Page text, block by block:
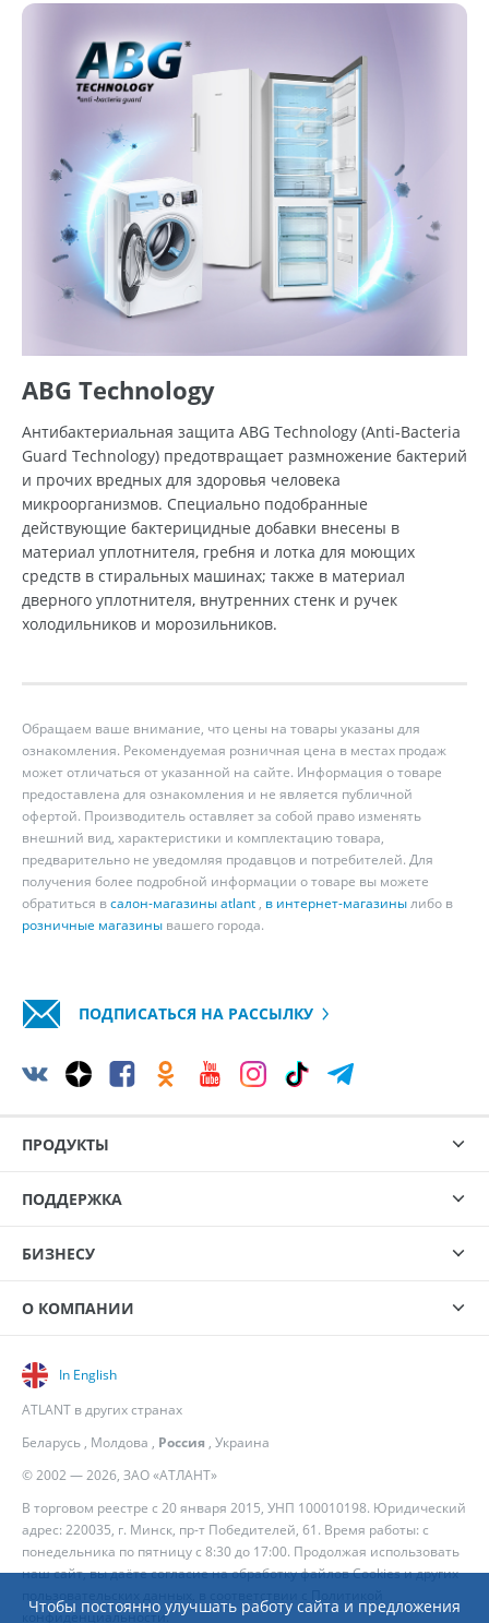
Чтобы постоянно улучшать работу сайта и предложения
ABG Technology
Антибактериальная защита ABG Technology (Anti-Bacteria
Guard Technology) предотвращает размножение бактерий
и прочих вредных для здоровья человека
микроорганизмов. Специально подобранные
действующие бактерицидные добавки внесены в
материал уплотнителя, гребня и лотка для моющих
средств в стиральных машинах; также в материал
дверного уплотнителя, внутренних стенк и ручек
холодильников и морозильников.
Обращаем ваше внимание, что цены на товары указаны для
ознакомления. Рекомендуемая розничная цена в местах продаж
может отличаться от указанной на сайте. Информация о товаре
предоставлена для ознакомления и не является публичной
офертой. Производитель оставляет за собой право изменять
внешний вид, характеристики и комплектацию товара,
предварительно не уведомляя продавцов и потребителей. Для
получения более подробной информации о товаре вы можете
обратиться всалон-магазины atlant , в интернет-магазинылибо в
розничные магазины вашего города.
ПОДПИСАТЬСЯ НА РАССЫЛКУ
ПРОДУКТЫ
ПОДДЕРЖКА
БИЗНЕСУ
О КОМПАНИИ
© 2002 — 2026, ЗАО «АТЛАНТ»
В торговом реестре с 20 января 2015, УНП 100010198. Юридический
адрес: 220035, г. Минск, пр-т Победителей, 61. Время работы: с
понедельника по пятницу с 8:30 до 17:00. Продолжая использовать
наш сайт, вы даёте согласие на обработку файлов Cookies и других
конфиденциальности.
In English
ATLANT в других странах
Беларусь , Молдова , Россия , Украина